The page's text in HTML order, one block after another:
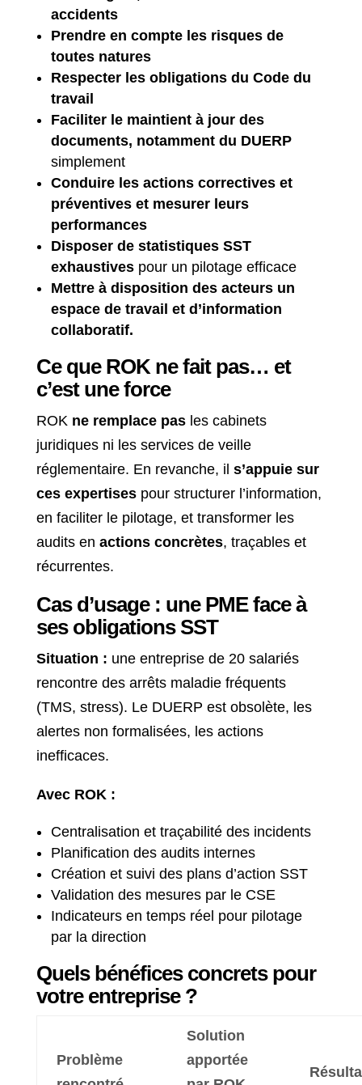
accidents
Prendre en compte les risques de
toutes natures
Respecter les obligations du Code du
travail
Faciliter le maintient à jour des
documents, notamment du DUERP
simplement
Conduire les actions correctives et
préventives et mesurer leurs
performances
Disposer de statistiques SST
exhaustivespour un pilotage efficace
Mettre à disposition des acteurs un
espace de travail et d’information
collaboratif.
Ce que ROK ne fait pas… et
c’est une force
ROK ne remplace pasles cabinets
juridiques ni les services de veille
réglementaire. En revanche, il s’appuie sur
ces expertisespour structurer l’information,
en faciliter le pilotage, et transformer les
audits en actions concrètes, traçables et
récurrentes.
Cas d’usage : une PME face à
ses obligations SST
Situation : une entreprise de 20 salariés
rencontre des arrêts maladie fréquents
(TMS, stress). Le DUERP est obsolète, les
alertes non formalisées, les actions
inefficaces.
Avec ROK :
Centralisation et traçabilité des incidents
Planification des audits internes
Création et suivi des plans d’action SST
Validation des mesures par le CSE
Indicateurs en temps réel pour pilotage
par la direction
Quels bénéfices concrets pour
votre entreprise ?
Problème
Solution
apportée